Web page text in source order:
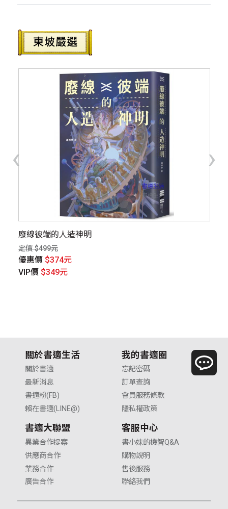
廢線彼端的人造神明
定價 $499元
優惠價 $374元
VIP價 $349元
‹ ›
關於書適生活
關於書適
最新消息
書適粉(FB)
賴在書適(LINE@)
我的書適圈
忘記密碼
訂單查詢
會員服務條款
隱私權政策
書適大聯盟
異業合作提案
供應商合作
業務合作
廣告合作
客服中心
書小妹的機智Q&A
購物說明
售後服務
聯絡我們